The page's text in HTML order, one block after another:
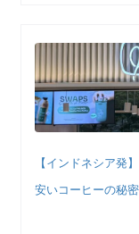
【インドネシア発
安いコーヒーの秘